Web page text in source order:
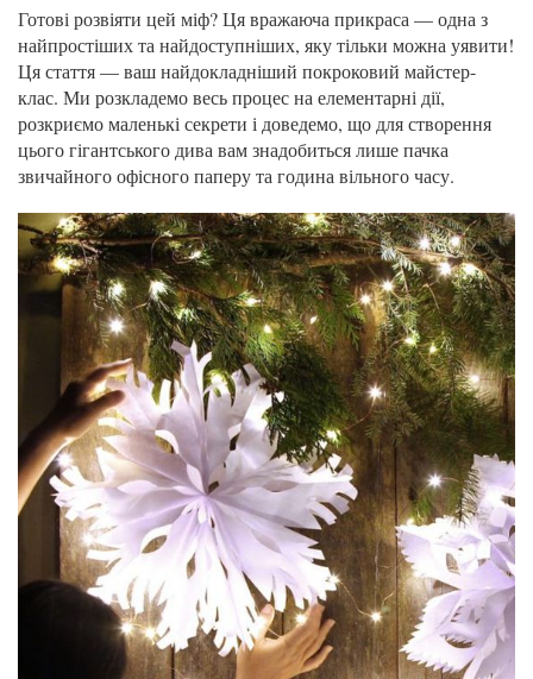
Готові розвіяти цей міф? Ця вражаюча прикраса — одна з
найпростіших та найдоступніших, яку тільки можна уявити!
Ця стаття — ваш найдокладніший покроковий майстер-
клас. Ми розкладемо весь процес на елементарні дії,
розкриємо маленькі секрети і доведемо, що для створення
цього гігантського дива вам знадобиться лише пачка
звичайного офісного паперу та година вільного часу.